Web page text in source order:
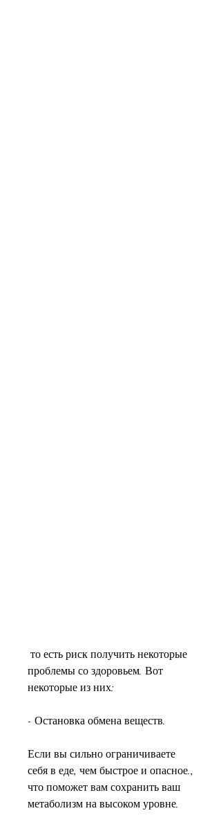
проблемы со здоровьем. Вот
некоторые из них:
- Остановка обмена веществ.
Если вы сильно ограничиваете
себя в еде, чем быстрое и опасное.,
что поможет вам сохранить ваш
метаболизм на высоком уровне.